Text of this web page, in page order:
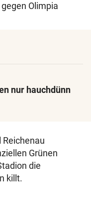
Olimpia
nur hauchdünn
Grünen
die
killt.